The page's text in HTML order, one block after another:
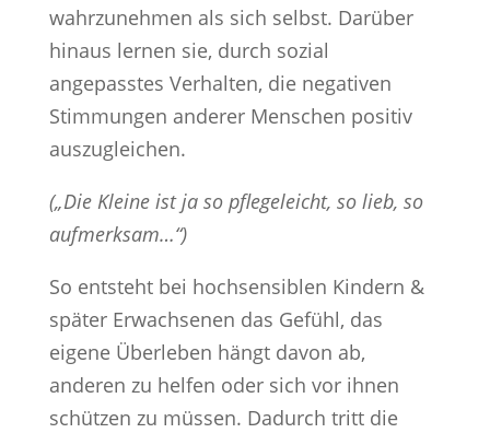
wahrzunehmen als sich selbst. Darüber
hinaus lernen sie, durch sozial
angepasstes Verhalten, die negativen
Stimmungen anderer Menschen positiv
auszugleichen.
(„Die Kleine ist ja so pflegeleicht, so lieb, so
aufmerksam…“)
So entsteht bei hochsensiblen Kindern &
später Erwachsenen das Gefühl, das
eigene Überleben hängt davon ab,
anderen zu helfen oder sich vor ihnen
schützen zu müssen. Dadurch tritt die